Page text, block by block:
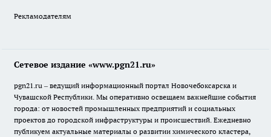
Рекламодателям
Сетевое издание «www.pgn21.ru»
pgn21.ru – ведущий информационный портал Новочебоксарска и
Чувашской Республики. Мы оперативно освещаем важнейшие события
города: от новостей промышленных предприятий и социальных
проектов до городской инфраструктуры и происшествий. Ежедневно
публикуем актуальные материалы о развитии химического кластера,